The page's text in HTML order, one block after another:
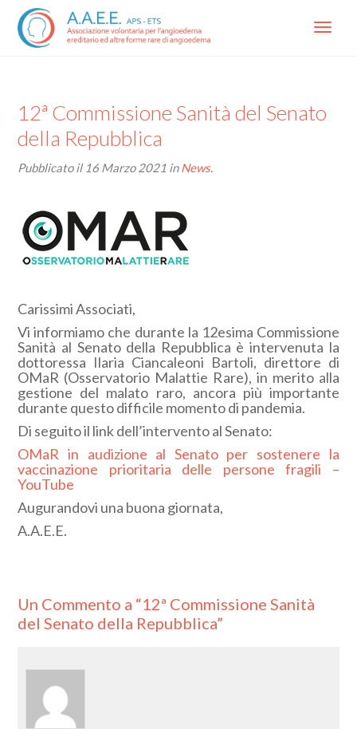
Menu
12ª Commissione Sanità del Senato
della Repubblica
Pubblicato il 16 Marzo 2021 inNews.
Carissimi Associati,
Vi informiamo che durante la 12esima Commissione
Sanità al Senato della Repubblica è intervenuta la
dottoressa Ilaria Ciancaleoni Bartoli, direttore di
OMaR (Osservatorio Malattie Rare), in merito alla
gestione del malato raro, ancora più importante
durante questo difficile momento di pandemia.
Di seguito il link dell’intervento al Senato:
OMaR in audizione al Senato per sostenere la
vaccinazione prioritaria delle persone fragili –
YouTube
Augurandovi una buona giornata,
A.A.E.E.
Un Commento a “12ª Commissione Sanità
del Senato della Repubblica”